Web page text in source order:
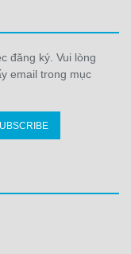
đăng ký. Vui lòng
email trong mục